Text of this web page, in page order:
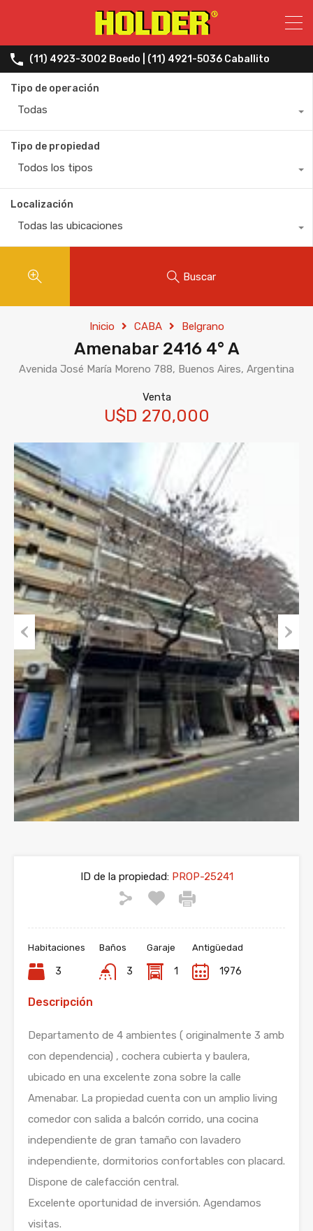
(11) 4923-3002 Boedo | (11) 4921-5036 Caballito
Tipo de operación
Todas
Tipo de propiedad
Todos los tipos
Localización
Todas las ubicaciones
Buscar
Inicio CABA Belgrano
Amenabar 2416 4° A
Avenida José María Moreno 788, Buenos Aires, Argentina
Venta
U$D 270,000
Previous Next
ID de la propiedad:PROP-25241
Habitaciones
3
Baños
3
Garaje
1
Antigüedad
1976
Descripción
Departamento de 4 ambientes ( originalmente 3 amb
con dependencia) , cochera cubierta y baulera,
ubicado en una excelente zona sobre la calle
Amenabar. La propiedad cuenta con un amplio living
comedor con salida a balcón corrido, una cocina
independiente de gran tamaño con lavadero
independiente, dormitorios confortables con placard.
Dispone de calefacción central.
Excelente oportunidad de inversión. Agendamos
visitas.